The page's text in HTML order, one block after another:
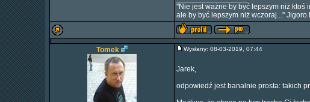
"Nie jest ważne by być lepszym niż ktoś
ale by być lepszym niż wczoraj..." Jigoro
Tomek Wysłany: 08-03-2019, 07:44
Jarek,
odpowiedź jest banalnie prosta: takich